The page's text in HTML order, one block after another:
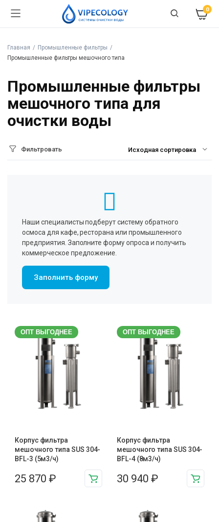
0
Главная
Промышленные фильтры
Промышленные фильтры мешочного типа
Промышленные фильтры
мешочного типа для
очистки воды
Фильтровать
Наши специалисты подберут систему обратного
осмоса для кафе, ресторана или промышленного
предприятия. Заполните форму опроса и получить
коммерческое предложение.
Заполнить форму
ОПТ ВЫГОДНЕЕ
Корпус фильтра
мешочного типа SUS 304-
BFL-3 (5м3/ч)
25 870 ₽
ОПТ ВЫГОДНЕЕ
Корпус фильтра
мешочного типа SUS 304-
BFL-4 (8м3/ч)
30 940 ₽